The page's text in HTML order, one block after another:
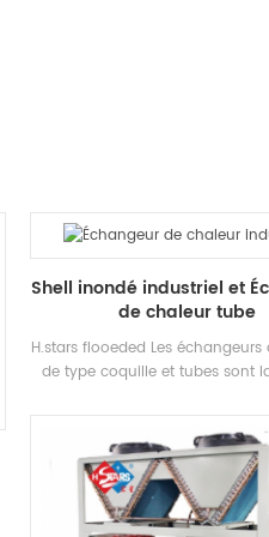
Shell inondé industriel et
de chaleur tube
H.stars flooeded Les
de type coquille et tubes sont
différentes comme l'hôtel,
stockage à froid et l'injection de
dans le cadre du refroidisseur,
CE. Au fil des décennies,
L'échangeur de chaleur a été